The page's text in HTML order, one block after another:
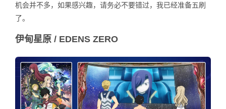
机会并不多，如果感兴趣，请务必不要错过，我已经准备五刷
了。
伊甸星原 / EDENS ZERO